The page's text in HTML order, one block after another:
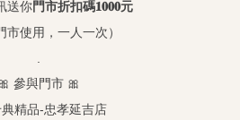
送你門市折扣碼𝟏𝟎𝟎𝟎元
市使用，一人一次）
參與門市 🎀
精品-忠孝延吉店